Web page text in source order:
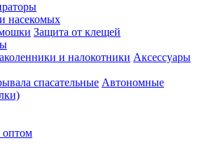
насекомых
Защита от клещей
и налокотники Аксессуары
спасательные Автономные
оптом